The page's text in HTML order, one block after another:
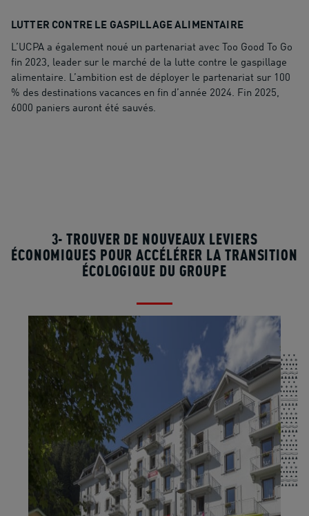
LUTTER CONTRE LE GASPILLAGE ALIMENTAIRE
L’UCPA a également noué un partenariat avec Too Good To Go
fin 2023, leader sur le marché de la lutte contre le gaspillage
alimentaire. L’ambition est de déployer le partenariat sur 100
% des destinations vacances en fin d’année 2024. Fin 2025,
6000 paniers auront été sauvés.
3- TROUVER DE NOUVEAUX LEVIERS
ÉCONOMIQUES POUR ACCÉLÉRER LA TRANSITION
ÉCOLOGIQUE DU GROUPE